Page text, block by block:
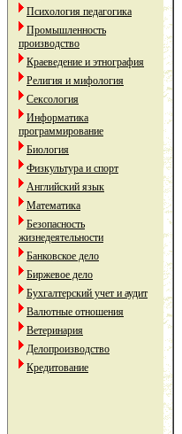
Психология педагогика
Промышленность
производство
Краеведение и этнография
Религия и мифология
Сексология
Информатика
программирование
Биология
Физкультура и спорт
Английский язык
Математика
Безопасность
жизнедеятельности
Банковское дело
Биржевое дело
Бухгалтерский учет и аудит
Валютные отношения
Ветеринария
Делопроизводство
Кредитование